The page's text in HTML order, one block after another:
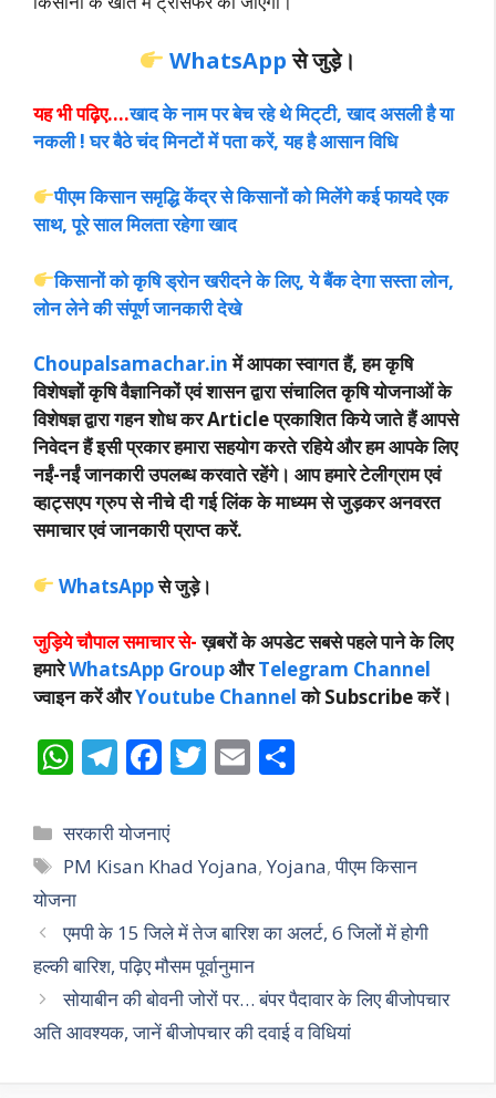
WhatsApp से जुड़े।
यहभी पढ़िए….खाद के नाम पर बेच रहे थे मिट्‌टी, खाद असली है या
नकली ! घर बैठे चंद मिनटों में पता करें, यह है आसान विधि
पीएम किसान समृद्धि केंद्र से किसानों को मिलेंगे कई फायदे एक
साथ, पूरे साल मिलता रहेगा खाद
किसानों को कृषि ड्रोन खरीदने के लिए, ये बैंक देगा सस्ता लोन,
लोन लेने की संपूर्ण जानकारी देखे
Choupalsamachar.inमें आपका स्वागत हैं, हम कृषि
विशेषज्ञों कृषि वैज्ञानिकों एवं शासन द्वारा संचालित कृषि योजनाओं के
विशेषज्ञ द्वारा गहन शोध कर Article प्रकाशित किये जाते हैं आपसे
निवेदन हैं इसी प्रकार हमारा सहयोग करते रहिये और हम आपके लिए
नईं-नईं जानकारी उपलब्ध करवाते रहेंगे। आप हमारे टेलीग्राम एवं
व्हाट्सएप ग्रुप से नीचे दी गई लिंक के माध्यम से जुड़कर अनवरत
समाचार एवं जानकारी प्राप्त करें.
WhatsAppसे जुड़े।
जुड़िये चौपाल समाचार से-ख़बरों के अपडेट सबसे पहले पाने के लिए
हमारेWhatsApp GroupऔरTelegram Channel
ज्वाइन करें औरYoutube Channelको Subscribe करें।
W
h
at
s
A
p
p
T
el
e
gr
m
F
ac
e
b
o
k
T
w
er
E
m
l e
Categories
सरकारी योजनाएं
Tags
PM Kisan Khad Yojana,Yojana,पीएम किसान
योजना
एमपी के 15 जिले में तेज बारिश का अलर्ट, 6 जिलों में होगी
हल्की बारिश, पढ़िए मौसम पूर्वानुमान
सोयाबीन की बोवनी जोरों पर… बंपर पैदावार के लिए बीजोपचार
अति आवश्यक, जानें बीजोपचार की दवाई व विधियां